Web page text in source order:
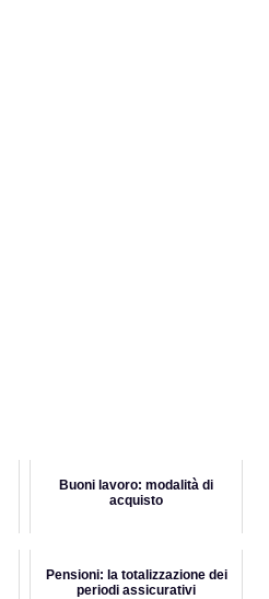
Buoni lavoro: modalità di
acquisto
Pensioni: la totalizzazione dei
periodi assicurativi